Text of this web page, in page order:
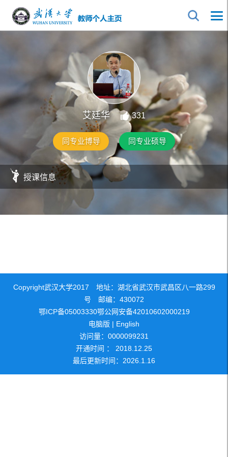
艾廷华 331
同专业博导 同专业硕导
授课信息
Copyright武汉大学2017 地址：湖北省武汉市武昌区八一路299
号 邮编：430072
鄂ICP备05003330鄂公网安备42010602000219
电脑版 | English
访问量： 0000099231
开通时间 ： 2018 12 25
最后更新时间： 2026 1 16